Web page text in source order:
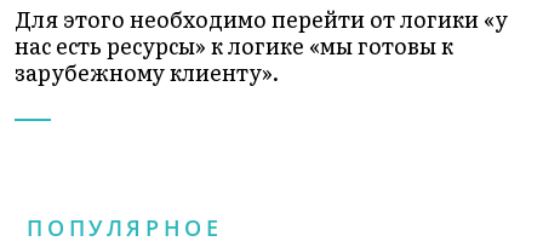
Для этого необходимо перейти от логики «у
нас есть ресурсы» к логике «мы готовы к
зарубежному клиенту».
ПОПУЛЯРНОЕ